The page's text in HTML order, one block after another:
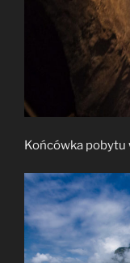
Końcówka pobytu